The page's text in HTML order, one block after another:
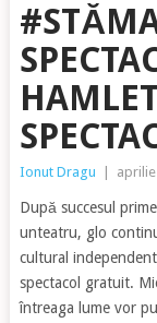
Ionut Dragu
După succesul
unteatru, glo
cultural
spectacol gratuit.
întreaga lume vor